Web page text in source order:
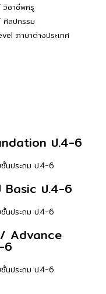
วิชาชีพครู
ศิลปกรรม
ภาษาต่างประเทศ
ป.4-6
นประถม ป.4-6
Basic ป.4-6
นประถม ป.4-6
Advance
6
นประถม ป.4-6